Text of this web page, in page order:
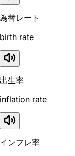
為替レート
birth rate
出生率
inflation rate
インフレ率